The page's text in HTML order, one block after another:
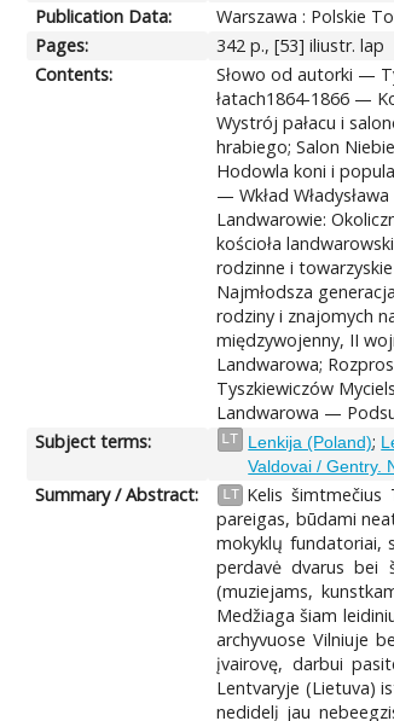
Publication Data:
Warszawa : Polskie
Pages:
342 p., [53] iliustr. lap
Contents:
Słowo od autorki —
łatach1864-1866 —
Wystrój pałacu i
hrabiego; Salon
Hodowla koni i
— Wkład
Landwarowie:
kościoła
rodzinne i
Najmłodsza
rodziny i znajomych
międzywojenny, II
Landwarowa;
Tyszkiewiczów
Landwarowa —
Subject terms:
LT Lenkija (Poland);
Valdovai / Gentry.
Summary / Abstract: LT Kelis
pareigas, būdami
mokyklų fundatoriai,
perdavė dvarus bei
(muziejams,
Medžiaga šiam
archyvuose Vilniuje
įvairovę, darbui
Lentvaryje (Lietuva)
nedidelį jau